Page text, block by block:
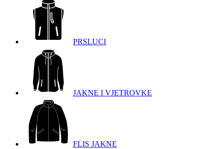
PRSLUCI
JAKNE I VJETROVKE
FLIS JAKNE